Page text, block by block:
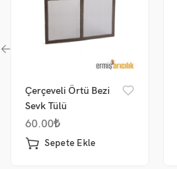
Çerçeveli Örtü Bezi
Sevk Tülü
60.00₺
Sepete Ekle